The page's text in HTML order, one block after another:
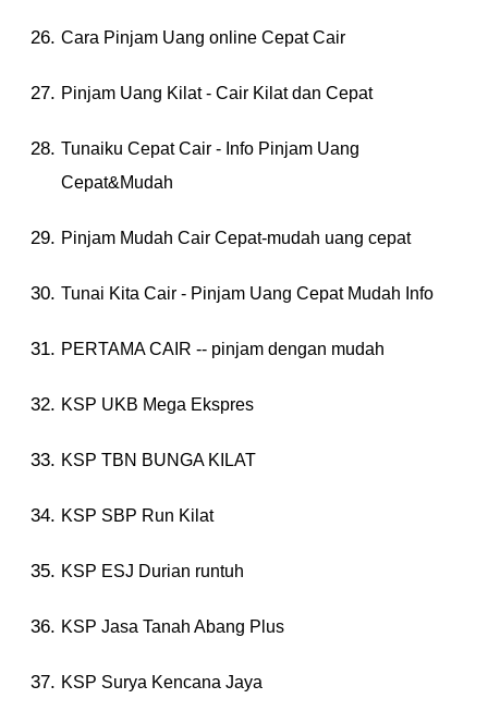
Cara Pinjam Uang online Cepat Cair
Pinjam Uang Kilat - Cair Kilat dan Cepat
Tunaiku Cepat Cair - Info Pinjam Uang
Cepat&Mudah
Pinjam Mudah Cair Cepat-mudah uang cepat
Tunai Kita Cair - Pinjam Uang Cepat Mudah Info
PERTAMA CAIR -- pinjam dengan mudah
KSP UKB Mega Ekspres
KSP TBN BUNGA KILAT
KSP SBP Run Kilat
KSP ESJ Durian runtuh
KSP Jasa Tanah Abang Plus
KSP Surya Kencana Jaya